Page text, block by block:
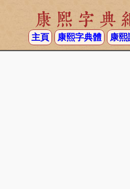
康熙字典
主頁 康熙字典體 康熙